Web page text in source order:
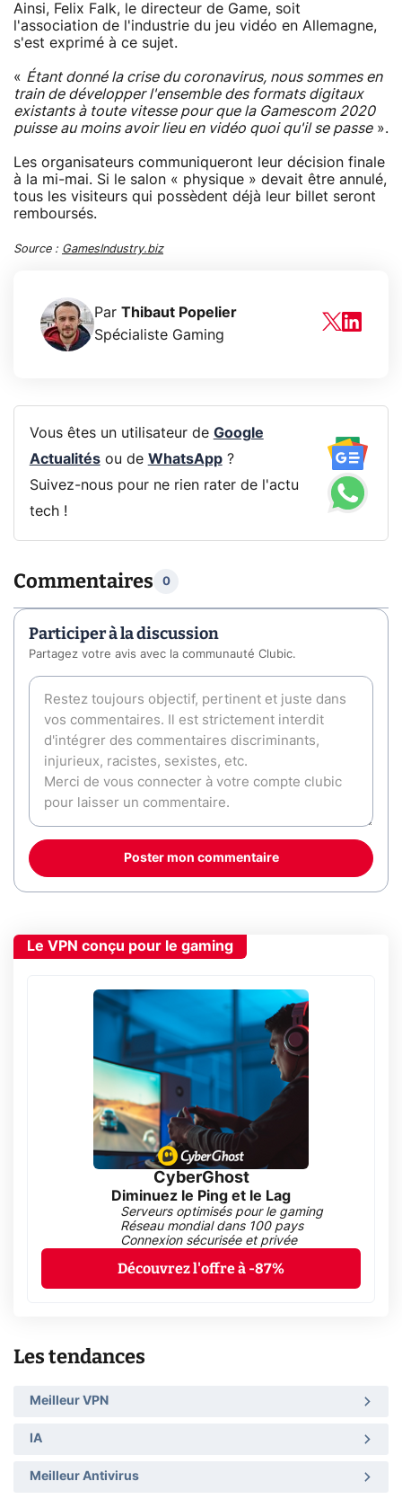
Ainsi, Felix Falk, le directeur de Game, soit
l'association de l'industrie du jeu vidéo en Allemagne,
s'est exprimé à ce sujet.
« Étant donné la crise du coronavirus, nous sommes en
train de développer l'ensemble des formats digitaux
existants à toute vitesse pour que la Gamescom 2020
puisse au moins avoir lieu en vidéo quoi qu'il se passe».
Les organisateurs communiqueront leur décision finale
à la mi-mai. Si le salon « physique » devait être annulé,
tous les visiteurs qui possèdent déjà leur billet seront
remboursés.
Source : GamesIndustry.biz
Par Thibaut Popelier
Spécialiste Gaming
Vous êtes un utilisateur de Google
Actualitésou de WhatsApp?
Suivez-nous pour ne rien rater de l'actu
tech !
Commentaires 0
Participer à la discussion
Partagez votre avis avec la communauté Clubic.
Poster mon commentaire
Le VPN conçu pour le gaming
CyberGhost
Diminuez le Ping et le Lag
Serveurs optimisés pour le gaming
Réseau mondial dans 100 pays
Connexion sécurisée et privée
Découvrez l'offre à -87%
Les tendances
Meilleur VPN
IA
Meilleur Antivirus